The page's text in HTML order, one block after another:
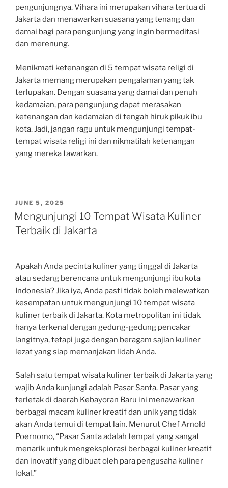
pengunjungnya. Vihara ini merupakan vihara tertua di
Jakarta dan menawarkan suasana yang tenang dan
damai bagi para pengunjung yang ingin bermeditasi
dan merenung.
Menikmati ketenangan di 5 tempat wisata religi di
Jakarta memang merupakan pengalaman yang tak
terlupakan. Dengan suasana yang damai dan penuh
kedamaian, para pengunjung dapat merasakan
ketenangan dan kedamaian di tengah hiruk pikuk ibu
kota. Jadi, jangan ragu untuk mengunjungi tempat-
tempat wisata religi ini dan nikmatilah ketenangan
yang mereka tawarkan.
POSTED
ON
JUNE 5, 2025
Mengunjungi 10 Tempat Wisata Kuliner
Terbaik di Jakarta
Apakah Anda pecinta kuliner yang tinggal di Jakarta
atau sedang berencana untuk mengunjungi ibu kota
Indonesia? Jika iya, Anda pasti tidak boleh melewatkan
kesempatan untuk mengunjungi 10 tempat wisata
kuliner terbaik di Jakarta. Kota metropolitan ini tidak
hanya terkenal dengan gedung-gedung pencakar
langitnya, tetapi juga dengan beragam sajian kuliner
lezat yang siap memanjakan lidah Anda.
Salah satu tempat wisata kuliner terbaik di Jakarta yang
wajib Anda kunjungi adalah Pasar Santa. Pasar yang
terletak di daerah Kebayoran Baru ini menawarkan
berbagai macam kuliner kreatif dan unik yang tidak
akan Anda temui di tempat lain. Menurut Chef Arnold
Poernomo, “Pasar Santa adalah tempat yang sangat
menarik untuk mengeksplorasi berbagai kuliner kreatif
dan inovatif yang dibuat oleh para pengusaha kuliner
lokal.”